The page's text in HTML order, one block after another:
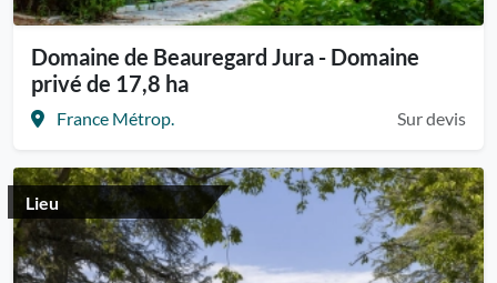
Domaine de Beauregard Jura - Domaine
privé de 17,8 ha
France Métrop. Sur devis
Lieu